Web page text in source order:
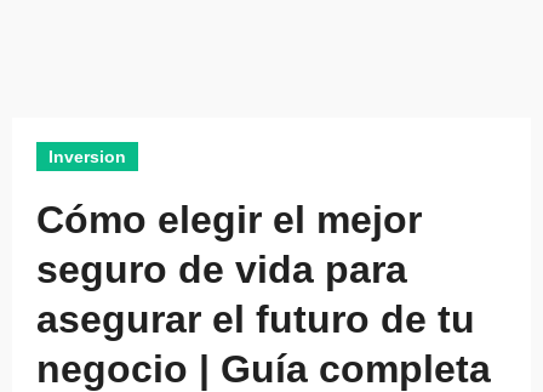
Inversion
Cómo elegir el mejor
seguro de vida para
asegurar el futuro de tu
negocio | Guía completa